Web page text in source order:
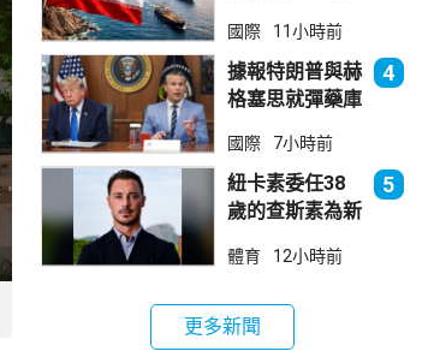
海
國際 11小時前
據報特朗普與赫
格塞思就彈藥庫
4
國際 7小時前
紐卡素委任38
歲的查斯素為新
5
體育 12小時前
更多新聞